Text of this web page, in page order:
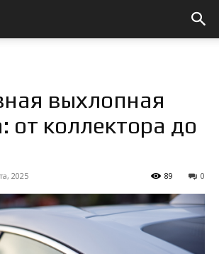
выхлопная
от коллектора до
2025 0
89